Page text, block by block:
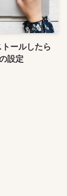
ールしたら
設定